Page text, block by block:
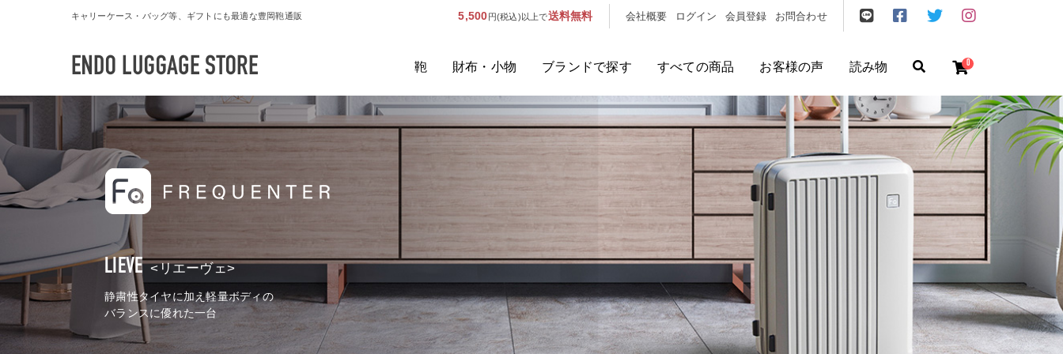
キャリーケース・バッグ等、ギフトにも最適な豊岡鞄通販 5,500円(税込)以上で送料無料 会社概要 ログイン 会員登録 お問合わせ
鞄 財布・小物 ブランドで探す すべての商品 お客様の声 読み物
人気のキーワード：誕生日プレゼント フリクエン ター /機内持込
カテゴリから探す
ブランドから探す
容量から探す
泊数から探す
価格 円
0
LIEVE <リエーヴェ>
静粛性タイヤに加え軽量ボディの
バランスに優れた一台